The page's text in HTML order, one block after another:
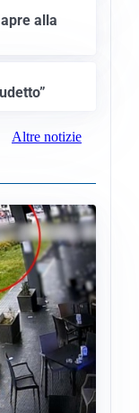
alla
Altre notizie